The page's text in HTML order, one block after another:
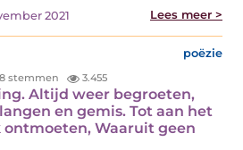
2021 Lees meer >
poëzie
stemmen 3.455
Altijd weer begroeten,
en gemis. Tot aan het
Waaruit geen